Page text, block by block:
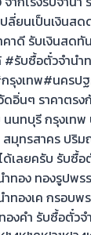
ต้อง
รอ
จบไว
ผล
งาน
วัน
นี
รับ
ซื้อ
ตั๋ว
ลี่ยนเป็นเงินสด
คาดี รับเงินสด
#รับซื้อตั๋วจำนำ
รุงเทพ#นครป
ดอิ่นๆ ราคาตรง
นทบุรี กรุงเทพ
มุทรสาคร ปริ
เลยครับ รับซื้อ
ำทอง ทองรูปพ
ทองเค กรอบพ
องคำ รับซื้อตั๋ว